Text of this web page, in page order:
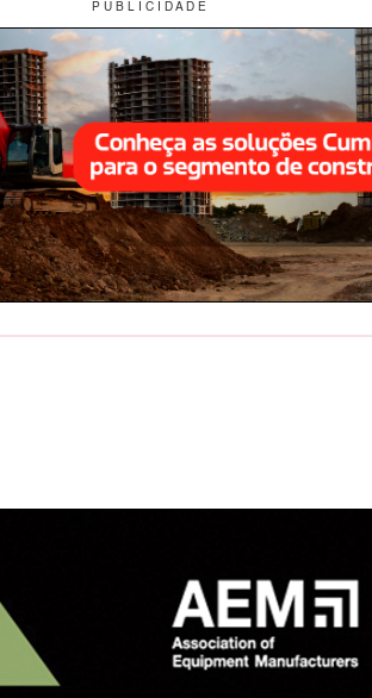
P U B L I C I D A D E